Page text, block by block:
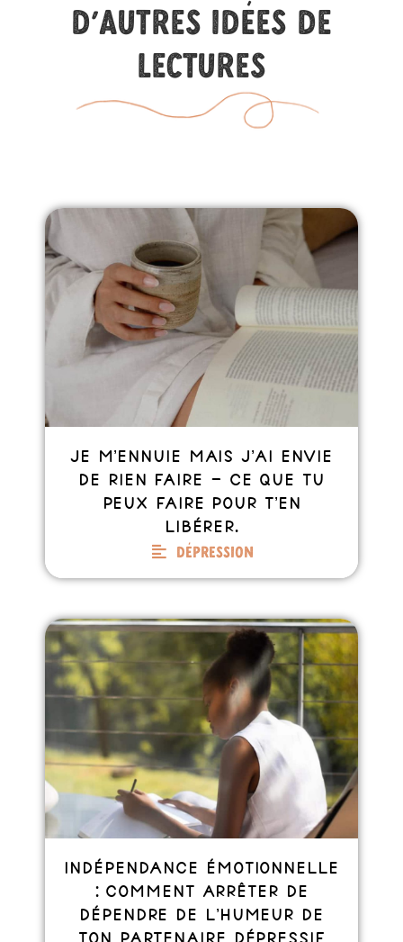
D'autres idées de
lectures
Je m’ennuie mais j’ai envie
de rien faire – Ce que tu
peux faire pour t’en
libérer.
Dépression
Indépendance émotionnelle
: comment arrêter de
dépendre de l’humeur de
ton partenaire dépressif